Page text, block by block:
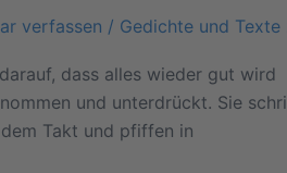
verfassen / Gedichte und Texte
dass alles wieder gut
und unterdrückt. Sie
Takt und pfiffen in